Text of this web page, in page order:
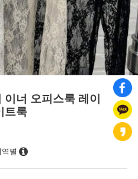
너 오피스룩 레이
트룩
역별